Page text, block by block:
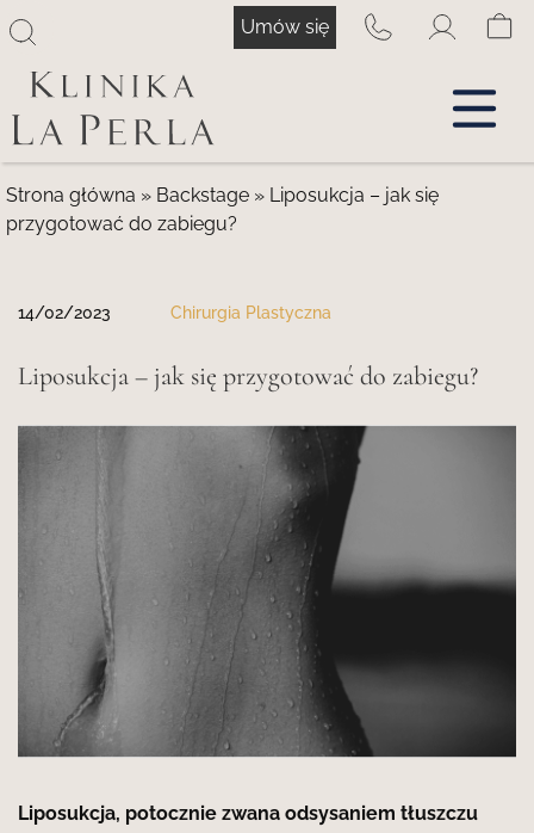
do
treści
Umów się
Strona główna » Backstage » Liposukcja – jak się
przygotować do zabiegu?
14/02/2023 Chirurgia Plastyczna
Liposukcja – jak się przygotować do zabiegu?
Liposukcja, potocznie zwana odsysaniem tłuszczu